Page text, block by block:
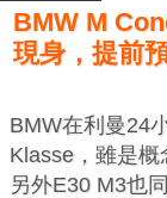
BMW M
現身，提前
BMW在利曼24
Klasse，雖是概
另外E30 M3也